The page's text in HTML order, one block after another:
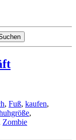
, Fuß, kaufen,
,
Zombie